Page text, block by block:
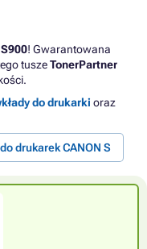
! Gwarantowana
tuszeTonerPartner
do drukarki oraz
drukarek CANON S